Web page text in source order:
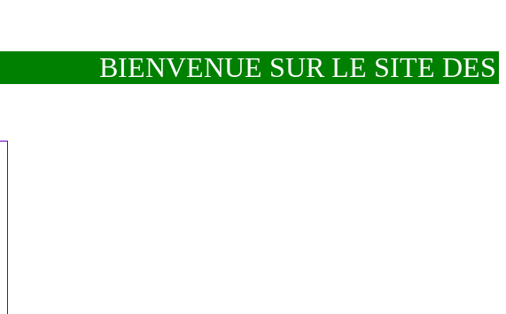
BIENVENUE SUR LE SITE